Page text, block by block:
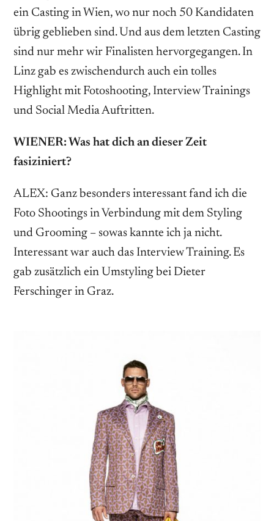
ein Casting in Wien, wo nur noch 50 Kandidaten
übrig geblieben sind. Und aus dem letzten Casting
sind nur mehr wir Finalisten hervorgegangen. In
Linz gab es zwischendurch auch ein tolles
Highlight mit Fotoshooting, Interview Trainings
und Social Media Auftritten.
WIENER: Was hat dich an dieser Zeit
fasiziniert?
ALEX: Ganz besonders interessant fand ich die
Foto Shootings in Verbindung mit dem Styling
und Grooming – sowas kannte ich ja nicht.
Interessant war auch das Interview Training. Es
gab zusätzlich ein Umstyling bei Dieter
Ferschinger in Graz.